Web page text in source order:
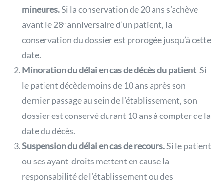
mineures.Si la conservation de 20 ans s’achève
avant le 28ᵉ anniversaire d’un patient, la
conservation du dossier est prorogée jusqu’à cette
date.
Minoration du délai en cas de décès du patient. Si
le patient décède moins de 10 ans après son
dernier passage au sein de l’établissement, son
dossier est conservé durant 10 ans à compter de la
date du décès.
Suspension du délai en cas de recours.Si le patient
ou ses ayant-droits mettent en cause la
responsabilité de l’établissement ou des